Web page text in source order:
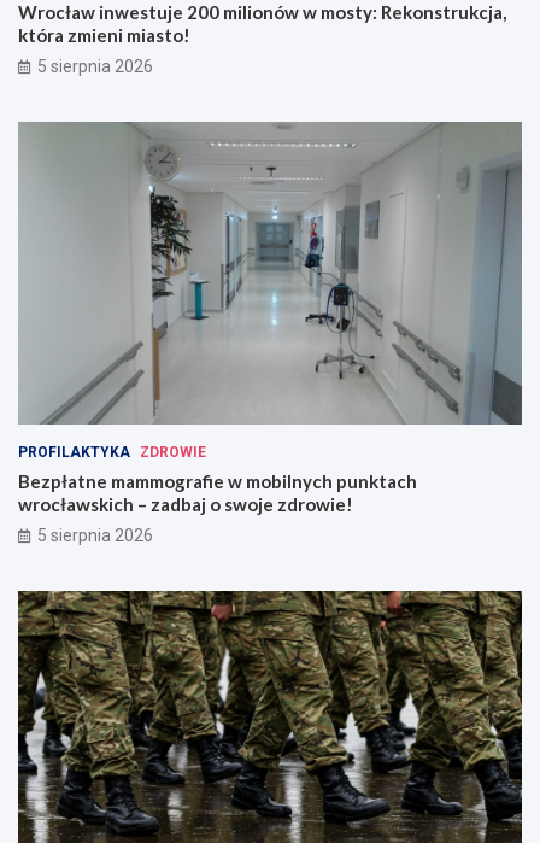
i
o
n
ó
w
t
r
k
c
j
k
t
ó
r
a
z
m
i
e
n
o
b
i
l
y
o
c
a
w
s
c
h
–
z
a
d
b
a
j
o
s
Wrocław inwestuje 200 milionów w mosty: Rekonstrukcja,
która zmieni miasto!
5 sierpnia 2026
PROFILAKTYKA ZDROWIE
Bezpłatne mammografie w mobilnych punktach
wrocławskich – zadbaj o swoje zdrowie!
5 sierpnia 2026